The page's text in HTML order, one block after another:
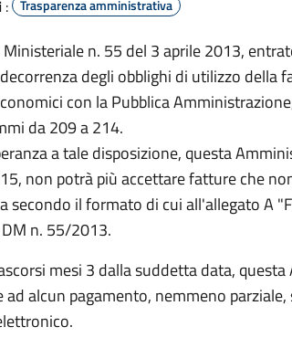
: Trasparenza amministrativa
Ministeriale n. 55 del 3 aprile 2013,
degli obblighi di utilizzo della
con la Pubblica
da 209 a 214.
a tale disposizione, questa
non potrà più accettare fatture che
secondo il formato di cui all'allegato A
n. 55/2013.
mesi 3 dalla suddetta data,
ad alcun pagamento, nemmeno